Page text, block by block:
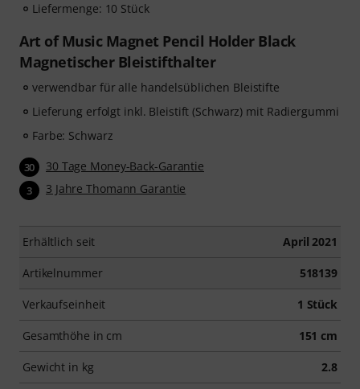
Liefermenge: 10 Stück
Art of Music Magnet Pencil Holder Black
Magnetischer Bleistifthalter
verwendbar für alle handelsüblichen Bleistifte
Lieferung erfolgt inkl. Bleistift (Schwarz) mit Radiergummi
Farbe: Schwarz
30 30 Tage Money-Back-Garantie
3 3 Jahre Thomann Garantie
Erhältlich seit April 2021
Artikelnummer 518139
Verkaufseinheit 1 Stück
Gesamthöhe in cm 151 cm
Gewicht in kg 2.8